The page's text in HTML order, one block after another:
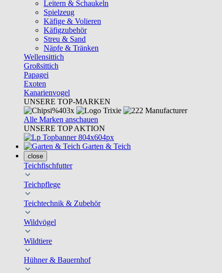
Leitern & Schaukeln
Spielzeug
Käfige & Volieren
Käfigzubehör
Streu & Sand
Näpfe & Tränken
Wellensittich
Großsittich
Papagei
Exoten
Kanarienvogel
UNSERE TOP-MARKEN
Alle Marken anschauen
UNSERE TOP AKTION
Garten & Teich
close
Teichfischfutter
Teichpflege
Teichtechnik & Zubehör
Wildvögel
Wildtiere
Hühner & Bauernhof